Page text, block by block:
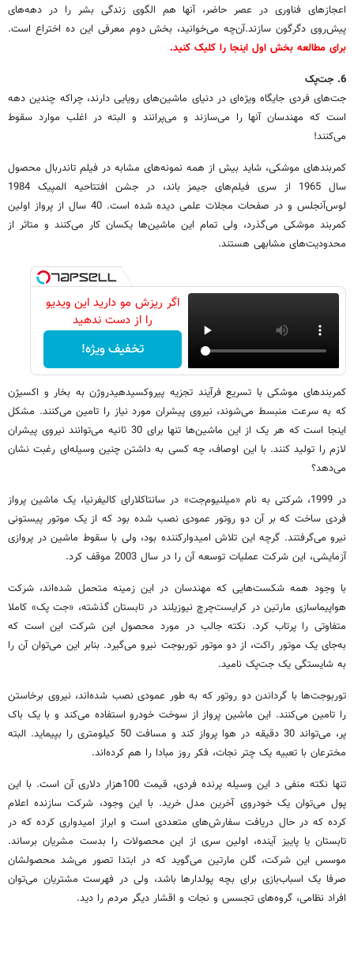
اعجاز‌های فناوری در عصر حاضر، آنها هم الگوی زندگی بشر را در دهه‌های
پیش‌روی دگرگون سازند.آن‌چه می‌خوانید، بخش دوم معرفی این ده اختراع است.
برای مطالعه بخش اول اینجا را کلیک کنید.
6. جت‌پک
جت‌های فردی جایگاه ویژه‌ای در دنیای ماشین‌های رویایی دارند، چراکه چندین دهه
است که مهندسان آنها را می‌سازند و می‌پرانند و البته در اغلب موارد سقوط
می‌کنند!
کمربند‌های موشکی، شاید بیش از همه نمونه‌های مشابه در فیلم تاندربال محصول
سال 1965 از سری فیلم‌های جیمز باند، در جشن افتتاحیه المپیک 1984
لوس‌آنجلس و در صفحات مجلات علمی دیده شده است. 40 سال از پرواز اولین
کمربند موشکی می‌گذرد، ولی تمام این ماشین‌ها یکسان کار می‌کنند و متاثر از
محدودیت‌های مشابهی هستند.
اگر ریزش مو دارید این ویدیو
را از دست ندهید
تخفیف ویژه!
کمربند‌های موشکی با تسریع فرآیند تجزیه پیروکسیدهیدروژن به بخار و اکسیژن
که به سرعت منبسط می‌شوند، نیروی پیشران مورد نیاز را تامین می‌کنند. مشکل
اینجا است که هر یک از این ماشین‌ها تنها برای 30 ثانیه می‌توانند نیروی پیشران
لازم را تولید کنند. با این اوصاف، چه کسی به داشتن چنین وسیله‌ای رغبت نشان
می‌دهد؟
در 1999، شرکتی به نام «میلنیوم‌جت» در سانتاکلارای کالیفرنیا، یک ماشین پرواز
فردی ساخت که بر آن دو روتور عمودی نصب شده بود که از یک موتور پیستونی
نیرو می‌گرفتند. گرچه این تلاش امیدوارکننده بود، ولی با سقوط ماشین در پروازی
آزمایشی، این شرکت عملیات توسعه آن را در سال 2003 موقف کرد.
با وجود همه شکست‌هایی که مهندسان در این زمینه متحمل شده‌اند، شرکت
هواپیماسازی مارتین در کرایست‌چرچ نیوزیلند در تابستان گذشته، «جت پک» کاملا
متفاوتی را پرتاب کرد. نکته جالب در مورد محصول این شرکت این است که
به‌جای یک موتور راکت، از دو موتور توربوجت نیرو می‌گیرد. بنابر این می‌توان آن را
به شایستگی یک جت‌پک نامید.
توربوجت‌ها با گرداندن دو روتور که به طور عمودی نصب شده‌اند، نیروی برخاستن
را تامین می‌کنند. این ماشین پرواز از سوخت خودرو استفاده می‌کند و با یک باک
پر، می‌تواند 30 دقیقه در هوا پرواز کند و مسافت 50 کیلومتری را بپیماید. البته
مخترعان با تعبیه یک چتر نجات، فکر روز مبادا را هم کرده‌اند.
تنها نکته منفی د این وسیله پرنده فردی، قیمت 100‌هزار دلاری آن است. با این
پول می‌توان یک خودروی آخرین مدل خرید. با این وجود، شرکت سازنده اعلام
کرده که در حال دریافت سفارش‌های متعددی است و ابراز امیدواری کرده که در
تابستان یا پاییز آینده، اولین سری از این محصولات را بدست مشریان برساند.
موسس این شرکت، گلن مارتین می‌گوید که در ابتدا تصور می‌شد محصولشان
صرفا یک اسباب‌بازی برای بچه پولدارها باشد، ولی در فهرست مشتریان می‌توان
افراد نظامی، گروه‌های تجسس و نجات و اقشار دیگر مردم را دید.